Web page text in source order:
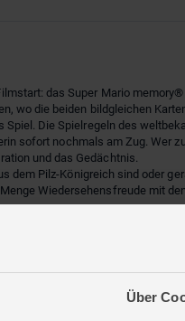
Über
das Super Mario
wo die beiden bildgleichen
Die Spielregeln des
sofort nochmals am Zug. Wer
und das Gedächtnis.
dem Pilz-Königreich sind oder
Wiedersehensfreude mit
Spielspaß und eine tolle
hat bestechend
Galaxy Movie! Passend